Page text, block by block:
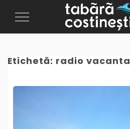
Toggle
Etichetă: radio vacanta